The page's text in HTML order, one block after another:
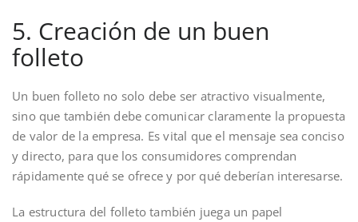
5. Creación de un buen
folleto
Un buen folleto no solo debe ser atractivo visualmente,
sino que también debe comunicar claramente la propuesta
de valor de la empresa. Es vital que el mensaje sea conciso
y directo, para que los consumidores comprendan
rápidamente qué se ofrece y por qué deberían interesarse.
La estructura del folleto también juega un papel